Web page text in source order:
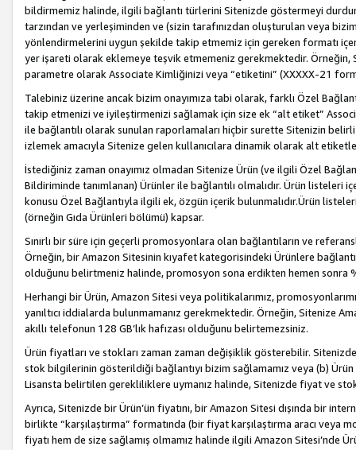
bildirmemiz halinde, ilgili bağlantı türlerini Sitenizde göstermeyi
tarzından ve yerleşiminden ve (sizin tarafınızdan oluşturulan veya
yönlendirmelerini uygun şekilde takip etmemiz için gereken formatı
yer işareti olarak eklemeye teşvik etmemeniz gerekmektedir. Örneğin,
parametre olarak Associate Kimliğinizi veya “etiketini” (XXXXX-21
Talebiniz üzerine ancak bizim onayımıza tabi olarak, farklı Özel
takip etmenizi ve iyileştirmenizi sağlamak için size ek “alt etiket”
ile bağlantılı olarak sunulan raporlamaları hiçbir surette Sitenizin belirli
izlemek amacıyla Sitenize gelen kullanıcılara dinamik olarak alt
İstediğiniz zaman onayımız olmadan Sitenize Ürün (ve ilgili Özel
Bildiriminde tanımlanan) Ürünler ile bağlantılı olmalıdır. Ürün listeleri
konusu Özel Bağlantıyla ilgili ek, özgün içerik bulunmalıdır.Ürün
(örneğin Gıda Ürünleri bölümü) kapsar.
Sınırlı bir süre için geçerli promosyonlara olan bağlantıların ve
Örneğin, bir Amazon Sitesinin kıyafet kategorisindeki Ürünlere
olduğunu belirtmeniz halinde, promosyon sona erdikten hemen sonra
Herhangi bir Ürün, Amazon Sitesi veya politikalarımız,
yanıltıcı iddialarda bulunmamanız gerekmektedir. Örneğin, Sitenize
akıllı telefonun 128 GB’lık hafızası olduğunu belirtemezsiniz.
Ürün fiyatları ve stokları zaman zaman değişiklik gösterebilir.
stok bilgilerinin gösterildiği bağlantıyı bizim sağlamamız veya (b)
Lisansta belirtilen gerekliliklere uymanız halinde, Sitenizde fiyat ve
Ayrıca, Sitenizde bir Ürün’ün fiyatını, bir Amazon Sitesi dışında bir
birlikte “karşılaştırma” formatında (bir fiyat karşılaştırma aracı veya
fiyatı hem de size sağlamış olmamız halinde ilgili Amazon Sitesi’nde